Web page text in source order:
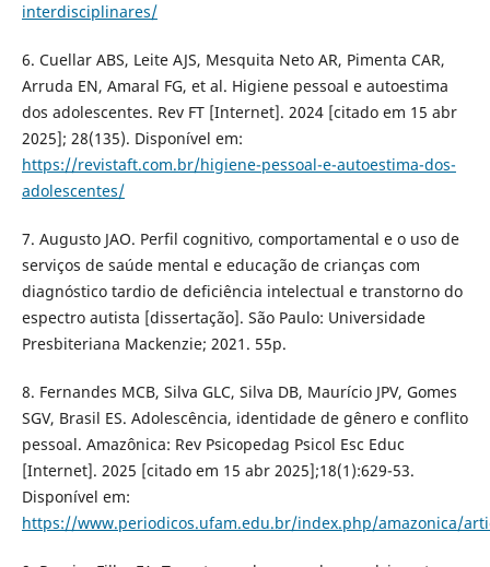
interdisciplinares/
6. Cuellar ABS, Leite AJS, Mesquita Neto AR, Pimenta CAR,
Arruda EN, Amaral FG, et al. Higiene pessoal e autoestima
dos adolescentes. Rev FT [Internet]. 2024 [citado em 15 abr
2025]; 28(135). Disponível em:
https://revistaft.com.br/higiene-pessoal-e-autoestima-dos-
adolescentes/
7. Augusto JAO. Perfil cognitivo, comportamental e o uso de
serviços de saúde mental e educação de crianças com
diagnóstico tardio de deficiência intelectual e transtorno do
espectro autista [dissertação]. São Paulo: Universidade
Presbiteriana Mackenzie; 2021. 55p.
8. Fernandes MCB, Silva GLC, Silva DB, Maurício JPV, Gomes
SGV, Brasil ES. Adolescência, identidade de gênero e conflito
pessoal. Amazônica: Rev Psicopedag Psicol Esc Educ
[Internet]. 2025 [citado em 15 abr 2025];18(1):629-53.
Disponível em:
https://www.periodicos.ufam.edu.br/index.php/amazonica/